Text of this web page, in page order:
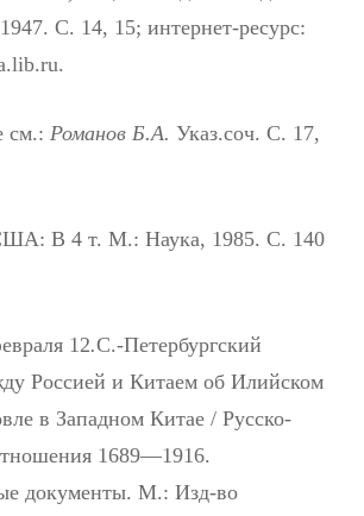
С. 14, 15; интернет-ресурс:
см.: Романов Б.А. Указ.соч. С. 17,
В 4 т. М.: Наука, 1985. С. 140
12.С.-Петербургский
Россией и Китаем об Илийском
в Западном Китае / Русско-
1689—1916.
документы. М.: Изд-во